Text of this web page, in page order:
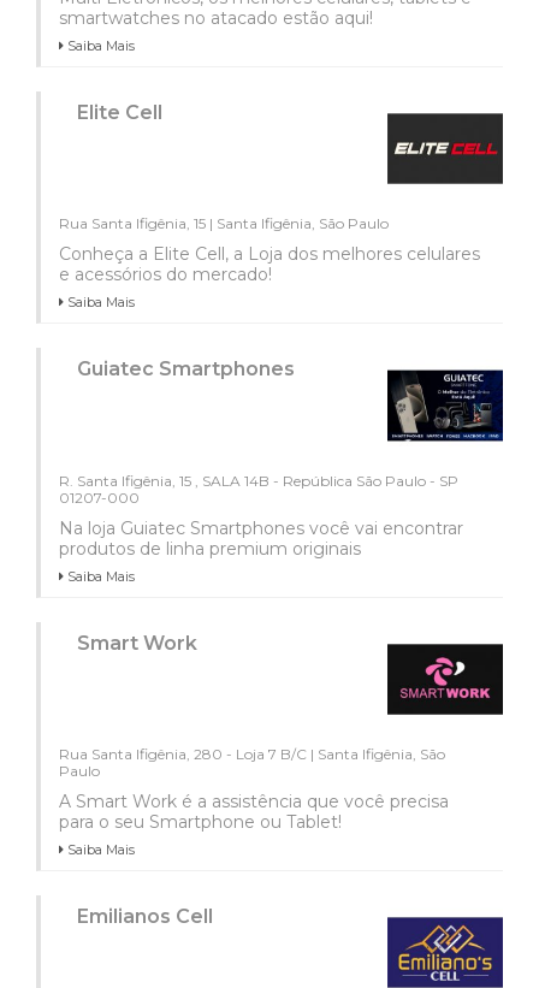
smartwatches no atacado estão aqui!
Saiba Mais
Elite Cell
Rua Santa Ifigênia, 15 | Santa Ifigênia, São Paulo
Conheça a Elite Cell, a Loja dos melhores celulares
e acessórios do mercado!
Saiba Mais
Guiatec Smartphones
R. Santa Ifigênia, 15 , SALA 14B - República São Paulo - SP
01207-000
Na loja Guiatec Smartphones você vai encontrar
produtos de linha premium originais
Saiba Mais
Smart Work
Rua Santa Ifigênia, 280 - Loja 7 B/C | Santa Ifigênia, São
Paulo
A Smart Work é a assistência que você precisa
para o seu Smartphone ou Tablet!
Saiba Mais
Emilianos Cell